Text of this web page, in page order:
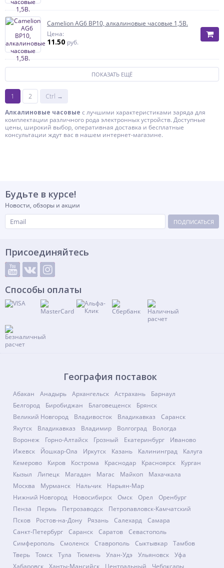
Camelion AG6 BP10, алкалиновые часовые 1,5В.
Цена:
11.50 руб.
ПОКАЗАТЬ ЕЩЁ
1 2
Ctrl →
Алкалиновые часовые с лучшими характеристиками заряда для
комплектации различного рода электронных устройств. Доступные
цены, широкий выбор, оперативная доставка и бесплатные
консультации ждут вас в нашем интернет-магазине.
Будьте в курсе!
Новости, обзоры и акции
ПОДПИСАТЬСЯ
Присоединяйтесь
Способы оплаты
География поставок
Абакан Анадырь Архангельск Астрахань
Барнаул
Белгород
Биробиджан Благовещенск
Брянск
Великий Новгород
Владивосток Владикавказ
Саранск
Якутск
Владикавказ Владимир Волгоград
Вологда
Воронеж
Горно-Алтайск Грозный Екатеринбург
Иваново
Ижевск
Йошкар-Ола Иркутск Казань Калининград
Калуга
Кемерово
Киров Кострома Краснодар Красноярск
Курган
Кызыл
Липецк Магадан Магас Майкоп
Махачкала
Москва
Мурманск Нальчик
Нарьян-Мар
Нижний Новгород
Новосибирск Омск Орел
Оренбург
Пенза
Пермь Петрозаводск
Петропавловск-Камчатский
Псков
Ростов-на-Дону Рязань Салехард
Самара
Санкт-Петербург
Саранск Саратов
Севастополь
Симферополь
Смоленск Ставрополь Сыктывкар
Тамбов
Тверь
Томск Тула Тюмень Улан-Удэ Ульяновск
Уфа
Хабаровск
Ханты-Мансийск Центральный Чебоксары